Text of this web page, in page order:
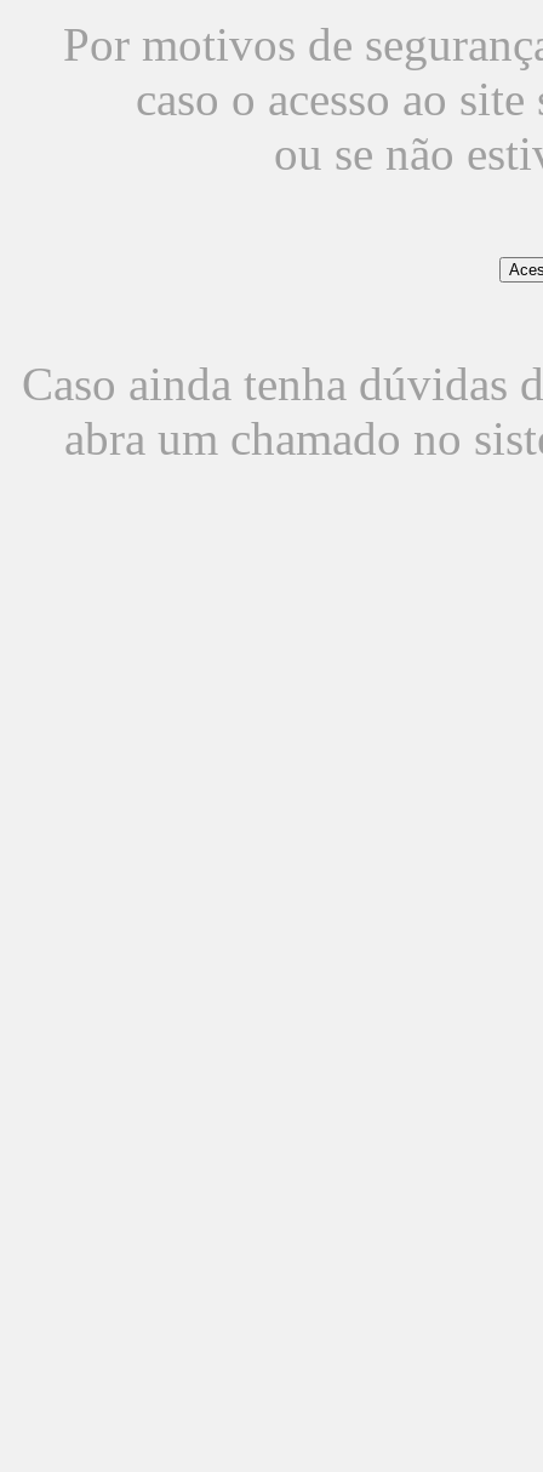
Por motivos de
caso o acesso ao
ou se não
Caso ainda tenha dúvidas
abra um chamado no